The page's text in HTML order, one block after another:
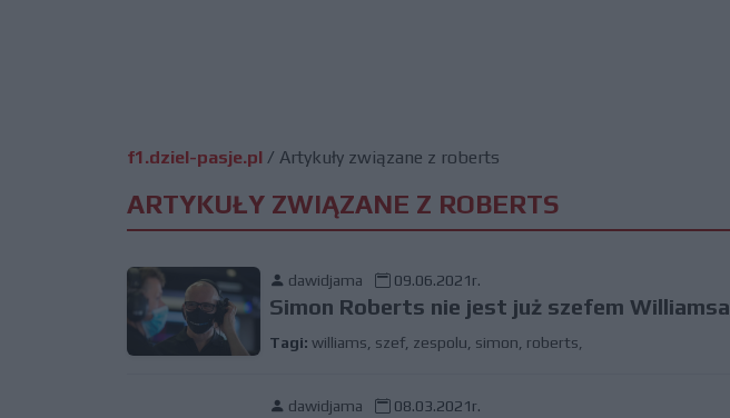
f1.dziel-pasje.pl / Artykuły związane z roberts
ARTYKUŁY ZWIĄZANE Z ROBERTS
dawidjama 09.06.2021r.
Simon Roberts nie jest już szefem Williamsa
Tagi: williams szef zespolu simon roberts,
dawidjama 08.03.2021r.